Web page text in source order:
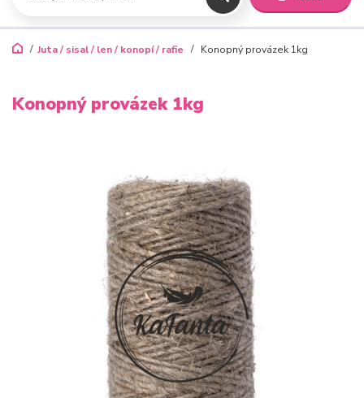
Juta / sisal / len / konopí / rafie Konopný provázek 1kg
Konopný provázek 1kg